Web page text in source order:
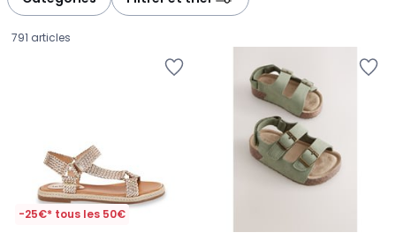
791 articles
-25€* tous les 50€